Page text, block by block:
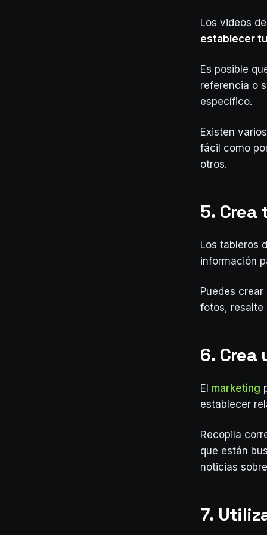
Los videos
establecer
Es posible
referencia o
específico.
Existen
fácil como
otros.
5. Crea
Los tableros
información
Puedes
fotos, resalte
6. Crea
El marketing
establecer
Recopila
que están
noticias
7.